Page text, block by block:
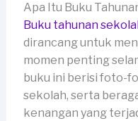
Apa Itu Buku
Buku tahunan
dirancang untuk
momen penting
buku ini berisi foto-
sekolah, serta
kenangan yang